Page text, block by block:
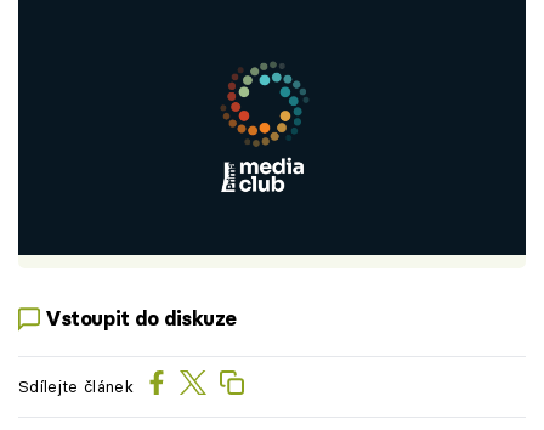
Vstoupit do diskuze
Sdílejte článek